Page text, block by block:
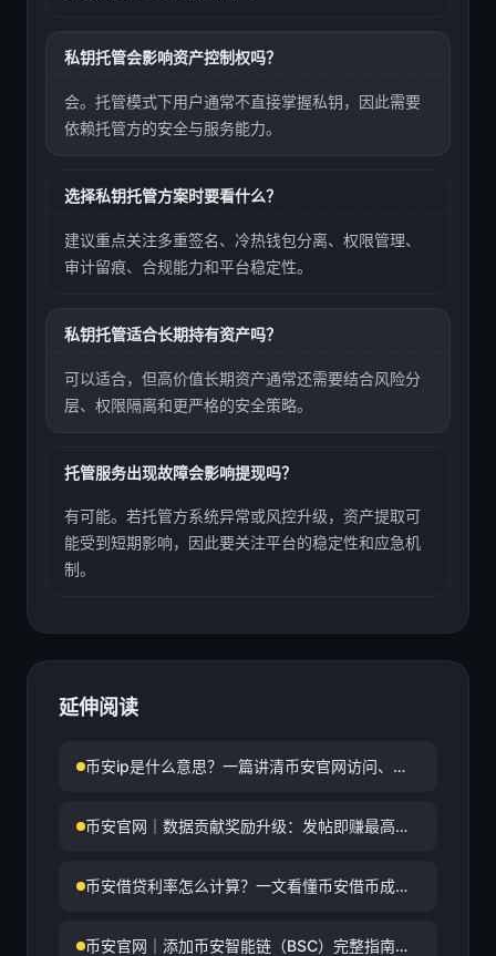
私钥托管会影响资产控制权吗？
会。托管模式下用户通常不直接掌握私钥，因此需要
依赖托管方的安全与服务能力。
选择私钥托管方案时要看什么？
建议重点关注多重签名、冷热钱包分离、权限管理、
审计留痕、合规能力和平台稳定性。
私钥托管适合长期持有资产吗？
可以适合，但高价值长期资产通常还需要结合风险分
层、权限隔离和更严格的安全策略。
托管服务出现故障会影响提现吗？
有可能。若托管方系统异常或风控升级，资产提取可
能受到短期影响，因此要关注平台的稳定性和应急机
制。
延伸阅读
币安ip是什么意思？一篇讲清币安官网访问、登
币安官网｜数据贡献奖励升级：发帖即赚最高
币安借贷利率怎么计算？一文看懂币安借币成
币安官网｜添加币安智能链（BSC）完整指南与